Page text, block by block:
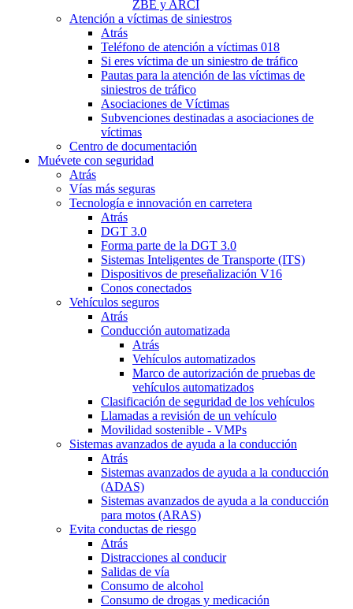
ZBE y ARCI
Atención a víctimas de siniestros
Atrás
Teléfono de atención a víctimas 018
Si eres víctima de un siniestro de tráfico
Pautas para la atención de las víctimas de
siniestros de tráfico
Asociaciones de Víctimas
Subvenciones destinadas a asociaciones de
víctimas
Centro de documentación
Muévete con seguridad
Atrás
Vías más seguras
Tecnología e innovación en carretera
Atrás
DGT 3.0
Forma parte de la DGT 3.0
Sistemas Inteligentes de Transporte (ITS)
Dispositivos de preseñalización V16
Conos conectados
Vehículos seguros
Atrás
Conducción automatizada
Atrás
Vehículos automatizados
Marco de autorización de pruebas de
vehículos automatizados
Clasificación de seguridad de los vehículos
Llamadas a revisión de un vehículo
Movilidad sostenible - VMPs
Sistemas avanzados de ayuda a la conducción
Atrás
Sistemas avanzados de ayuda a la conducción
(ADAS)
Sistemas avanzados de ayuda a la conducción
para motos (ARAS)
Evita conductas de riesgo
Atrás
Distracciones al conducir
Salidas de vía
Consumo de alcohol
Consumo de drogas y medicación